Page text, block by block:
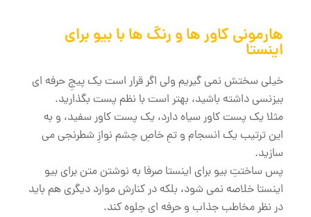
هارمونی کاور ها و رنگ ها با بیو برای
اینستا
خیلی سختش نمی گیریم ولی اگر قرار است یک پیجِ حرفه ای
بیزنسی داشته باشید، بهتر است با نظم پست بگذارید.
مثلا یک پست کاور سیاه دارد، یک پست کاور سفید، و به
این ترتیب یک انسجام و تمِ خاصِ چشم نوازِ شطرنجی می
سازید.
پس ساختتِ بیو برای اینستا صرفا به نوشتن متن برای بیو
اینستا خلاصه نمی شود، بلکه در کنارش موارد دیگری هم باید
در نظر مخاطب جذاب و حرفه ای جلوه کند.